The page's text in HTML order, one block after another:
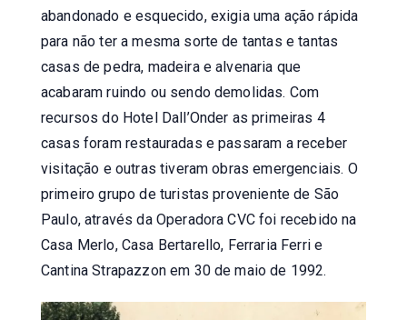
abandonado e esquecido, exigia uma ação rápida
para não ter a mesma sorte de tantas e tantas
casas de pedra, madeira e alvenaria que
acabaram ruindo ou sendo demolidas. Com
recursos do Hotel Dall’Onder as primeiras 4
casas foram restauradas e passaram a receber
visitação e outras tiveram obras emergenciais. O
primeiro grupo de turistas proveniente de São
Paulo, através da Operadora CVC foi recebido na
Casa Merlo, Casa Bertarello, Ferraria Ferri e
Cantina Strapazzon em 30 de maio de 1992.